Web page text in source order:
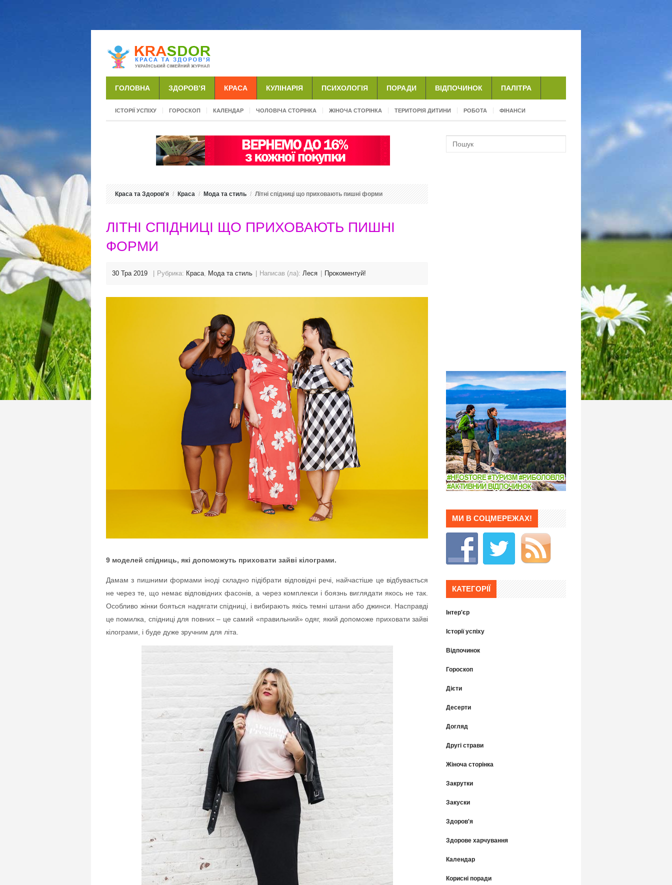
ГОЛОВНА ЗДОРОВ’Я КРАСА КУЛІНАРІЯ ПСИХОЛОГІЯ ПОРАДИ ВІДПОЧИНОК ПАЛІТРА
ІСТОРІЇ УСПІХУ ГОРОСКОП КАЛЕНДАР ЧОЛОВІЧА СТОРІНКА ЖІНОЧА СТОРІНКА ТЕРИТОРІЯ ДИТИНИ РОБОТА ФІНАНСИ
Краса та Здоров'я Краса Мода та стиль Літні спідниці що приховають пишні форми
ЛІТНІ СПІДНИЦІ ЩО ПРИХОВАЮТЬ ПИШНІ
ФОРМИ
30 Тра 2019 Рубрика: Краса, Мода та стиль Написав (ла): Леся Прокоментуй!
9 моделей спідниць, які допоможуть приховати зайві кілограми.
Дамам з пишними формами іноді складно підібрати відповідні речі, найчастіше це відбувається
не через те, що немає відповідних фасонів, а через комплекси і боязнь виглядати якось не так.
Особливо жінки бояться надягати спідниці, і вибирають якісь темні штани або джинси. Насправді
це помилка, спідниці для повних – це самий «правильний» одяг, який допоможе приховати зайві
кілограми, і буде дуже зручним для літа.
МИ В СОЦМЕРЕЖАХ!
КАТЕГОРІЇ
Інтер'єр
Історії успіху
Відпочинок
Гороскоп
Дієти
Десерти
Догляд
Другі страви
Жіноча сторінка
Закрутки
Закуски
Здоров'я
Здорове харчування
Календар
Корисні поради